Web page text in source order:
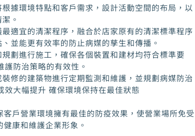
據環境特點和客戶需求，設計活動空間的布局，以
。
適宜的清潔程序，融合於店家原有的清潔標準程序
並能更有效率的防止病媒的孳生和傳播。
劃進行施工，確保各個裝置和建材均符合標準要
防治策略的有效性。
修的建築物進行定期監測和維護，並規劃病媒防治
效大幅提升 確保環境保持在最佳狀態
戶營業環境擁有最佳的防疫效果，使營業場所免受
康和維護企業形象。